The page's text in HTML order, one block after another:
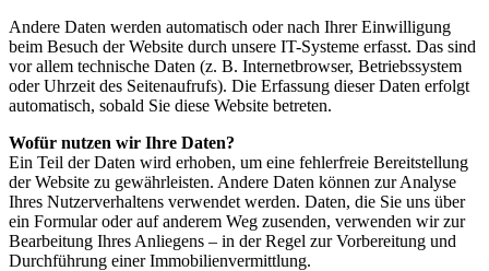
Andere Daten werden automatisch oder nach Ihrer Einwilligung
beim Besuch der Website durch unsere IT-Systeme erfasst. Das sind
vor allem technische Daten (z. B. Internetbrowser, Betriebssystem
oder Uhrzeit des Seitenaufrufs). Die Erfassung dieser Daten erfolgt
automatisch, sobald Sie diese Website betreten.
Wofür nutzen wir Ihre Daten?
Ein Teil der Daten wird erhoben, um eine fehlerfreie Bereitstellung
der Website zu gewährleisten. Andere Daten können zur Analyse
Ihres Nutzerverhaltens verwendet werden. Daten, die Sie uns über
ein Formular oder auf anderem Weg zusenden, verwenden wir zur
Bearbeitung Ihres Anliegens – in der Regel zur Vorbereitung und
Durchführung einer Immobilienvermittlung.